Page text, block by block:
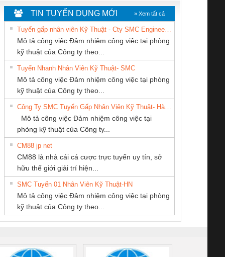
An Toàn
Contact
– PSR-
SCP-
FSP/2X1/1X2
sát chuỗi
tấm pin
16I+
(2502520000)
Bộ giám sát chuỗi
tấm pin
TRANSCLINIC 16I+
1K5 L (2433950000)
Bộ giám sát dòng
TRANSCLINIC 16I+
(2008130000)
Bộ chỉnh lưu nguồn
điện TRANSCLINIC
BKE 1K5.4
(7791400879)2. Giá
Nẹp nhôm chống
trơn Đà Nẵng
ty TNHH
Mại SX Ba
Cty TNHH TM QC
Ba Miền
CÔNG TY CP TỰ
HƯNG
TY TNHH
BỊ CÔNG
NIHON
VIỆT
TM-DV DAI DONG
THANH
THƯƠNG MẠI
TIN TUYỂN DỤNG MỚI » Xem tất cả
Mô tả công việc Đảm nhiệm công việc tại phòng
kỹ thuật của Công ty theo...
Tuyển Nhanh Nhân Viên Kỹ Thuật- SMC
Mô tả công việc Đảm nhiệm công việc tại phòng
kỹ thuật của Công ty theo...
Mô tả công việc Đảm nhiệm công việc tại
phòng kỹ thuật của Công ty...
CM88 jp net
CM88 là nhà cái cá cược trực tuyến uy tín, sở
hữu thế giới giải trí hiện...
SMC Tuyển 01 Nhân Viên Kỹ Thuật-HN
Mô tả công việc Đảm nhiệm công việc tại phòng
kỹ thuật của Công ty theo...